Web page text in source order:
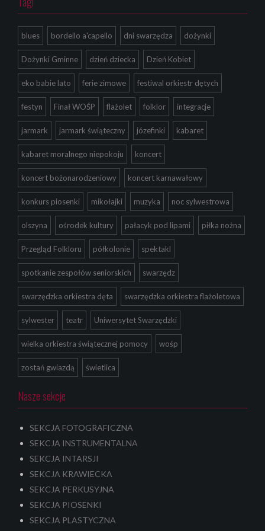
blues bordello a'capello dni swarzędza dożynki
Dożynki Gminne dzień dziecka Dzień Kobiet
eko babie lato ferie zimowe festiwal orkiestr dętych
festyn Finał WOŚP flażolet folklor integracje
jarmark jarmark świąteczny józefinki kabaret
kabaret moralnego niepokoju koncert
koncert bożonarodzeniowy koncert karnawałowy
konkurs piosenki mikołajki muzyka noc sylwestrowa
olszyna ośrodek kultury pałacyk pod lipami piłka nożna
Przegląd Folkloru półkolonie spektakl
spotkanie zespołów seniorskich swarzędz
swarzędzka orkiestra dęta swarzędzka orkiestra flażoletowa
sylwester teatr Uniwersytet Swarzędzki
wielka orkiestra świątecznej pomocy wośp
zostań gwiazdą świetlica
Nasze sekcje
SEKCJA FOTOGRAFICZNA
SEKCJA INSTRUMENTALNA
SEKCJA INTARSJI
SEKCJA KRAWIECKA
SEKCJA PERKUSYJNA
SEKCJA PIOSENKI
SEKCJA PLASTYCZNA